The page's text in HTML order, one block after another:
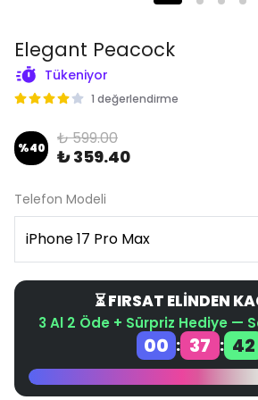
Elegant Peacock
Tükeniyor
1 değerlendirme
%40 ₺ 599.00
₺ 359.40
Telefon Modeli
⏳ FIRSAT ELİNDEN
3 Al 2 Öde + Sürpriz Hediye —
00 : 37 : 42